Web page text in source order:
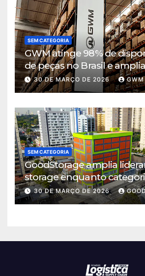
SEM CATEGORIA
GWM atinge 98% de
de peças no Brasil e
logística em Cajamar
30 DE MARÇO DE 2026 GWM
SEM CATEGORIA
GoodStorage amplia
storage enquanto
consolida em São Paulo
30 DE MARÇO DE 2026